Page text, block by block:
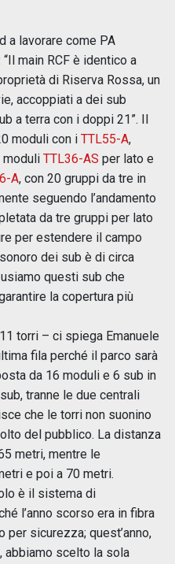
a lavorare come PA
“Il main RCF è identico a
di Riserva Rossa, un
accoppiati a dei sub
a terra con i doppi 21”. Il
moduli con i TTL55-A,
TTL36-AS per lato e
A, con 20 gruppi da tre in
seguendo l’andamento
da tre gruppi per lato
per estendere il campo
dei sub è di circa
questi sub che
la copertura più
torri – ci spiega Emanuele
fila perché il parco sarà
da 16 moduli e 6 sub in
tranne le due centrali
che le torri non suonino
del pubblico. La distanza
metri, mentre le
e poi a 70 metri.
è il sistema di
l’anno scorso era in fibra
per sicurezza; quest’anno,
abbiamo scelto la sola